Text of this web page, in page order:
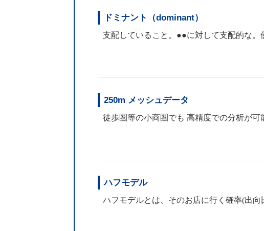
ドミナント（dominant）
支配していること。●●に対して支配的な
250m メッシュデータ
徒歩圏等の小商圏でも 高精度での分析が
ハフモデル
ハフモデルとは、そのお店に行く確率(出